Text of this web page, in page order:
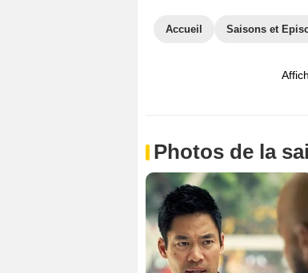
Accueil Saisons et
Photos de la